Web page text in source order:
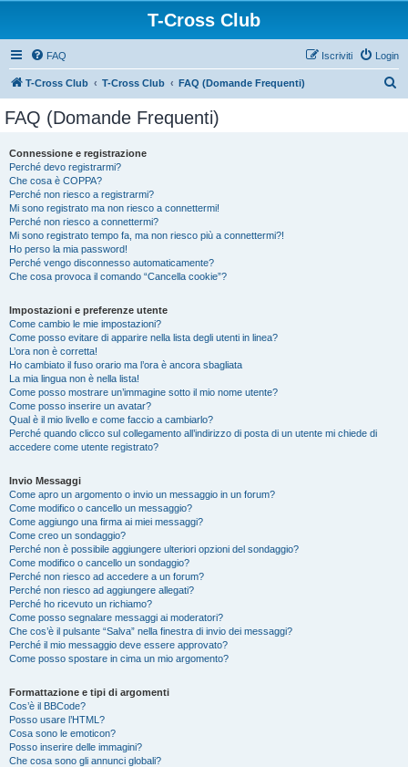
T-Cross Club
FAQ Login
Iscriviti
T-Cross Club T-Cross Club FAQ (Domande Frequenti)
FAQ (Domande Frequenti)
Connessione e registrazione
Perché devo registrarmi?
Che cosa è COPPA?
Perché non riesco a registrarmi?
Mi sono registrato ma non riesco a connettermi!
Perché non riesco a connettermi?
Mi sono registrato tempo fa, ma non riesco più a connettermi?!
Ho perso la mia password!
Perché vengo disconnesso automaticamente?
Che cosa provoca il comando “Cancella cookie”?
Impostazioni e preferenze utente
Come cambio le mie impostazioni?
Come posso evitare di apparire nella lista degli utenti in linea?
L’ora non è corretta!
Ho cambiato il fuso orario ma l’ora è ancora sbagliata
La mia lingua non è nella lista!
Come posso mostrare un’immagine sotto il mio nome utente?
Come posso inserire un avatar?
Qual è il mio livello e come faccio a cambiarlo?
Perché quando clicco sul collegamento all’indirizzo di posta di un utente mi chiede di
accedere come utente registrato?
Invio Messaggi
Come apro un argomento o invio un messaggio in un forum?
Come modifico o cancello un messaggio?
Come aggiungo una firma ai miei messaggi?
Come creo un sondaggio?
Perché non è possibile aggiungere ulteriori opzioni del sondaggio?
Come modifico o cancello un sondaggio?
Perché non riesco ad accedere a un forum?
Perché non riesco ad aggiungere allegati?
Perché ho ricevuto un richiamo?
Come posso segnalare messaggi ai moderatori?
Che cos’è il pulsante “Salva” nella finestra di invio dei messaggi?
Perché il mio messaggio deve essere approvato?
Come posso spostare in cima un mio argomento?
Formattazione e tipi di argomenti
Cos’è il BBCode?
Posso usare l’HTML?
Cosa sono le emoticon?
Posso inserire delle immagini?
Che cosa sono gli annunci globali?